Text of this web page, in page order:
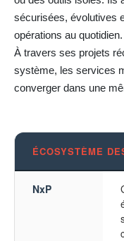
sécurisées, évolutives
opérations au quotidien.
À travers ses projets
système, les services
converger dans une
ÉCOSYSTÈME
NxP